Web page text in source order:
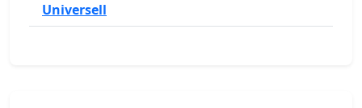
Universell